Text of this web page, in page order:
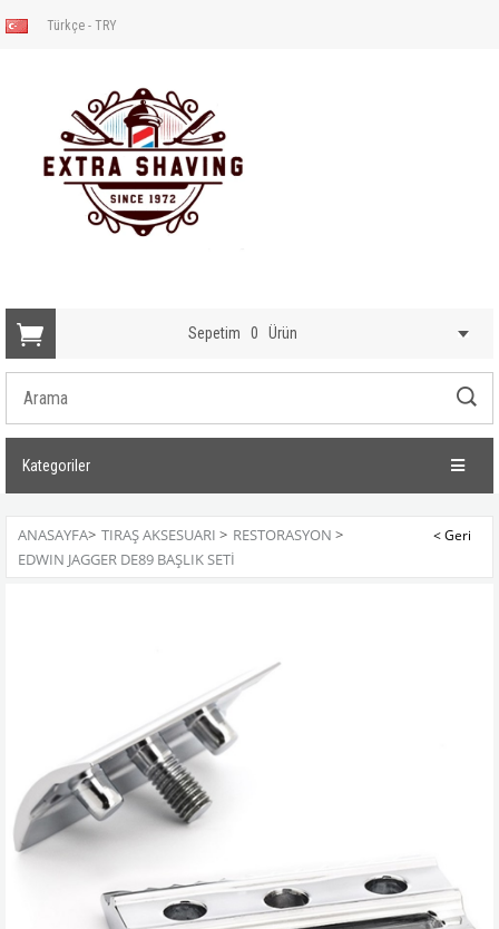
Türkçe - TRY
Sepetim 0 Ürün
Kategoriler
ANASAYFA> TIRAŞ AKSESUARI > RESTORASYON >
EDWIN JAGGER DE89 BAŞLIK SETİ